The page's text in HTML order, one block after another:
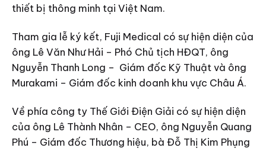
thiết bị thông minh tại Việt Nam.
Tham gia lễ ký kết, Fuji Medical có sự hiện diện của
ông Lê Văn Như Hải – Phó Chủ tịch HĐQT, ông
Nguyễn Thanh Long – Giám đốc Kỹ Thuật và ông
Murakami – Giám đốc kinh doanh khu vực Châu Á.
Về phía công ty Thế Giới Điện Giải có sự hiện diện
của ông Lê Thành Nhân – CEO, ông Nguyễn Quang
Phú – Giám đốc Thương hiệu, bà Đỗ Thị Kim Phụng